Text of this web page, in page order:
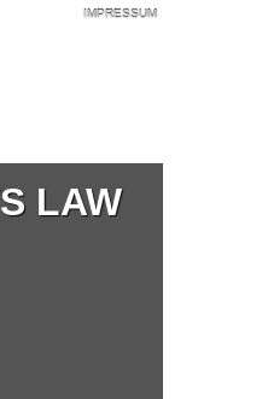
IMPRESSUM
LAW